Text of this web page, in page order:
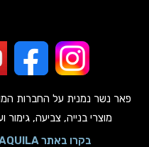
פאר נשר נמנית על החברות
מוצרי בנייה, צביעה, גימור
בקרו באתר AQUILA – ברזים & אביזרי אמבט